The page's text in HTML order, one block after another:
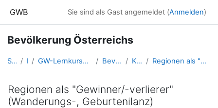
GWB Sie sind als Gast angemeldet (Anmelden)
Bevölkerung Österreichs
Startseite Kurse GW-Lernkurse aus der Fortbildung (und Ausbildung bis 2016) Bevölkerung Österreichs Konzeptwissen Regionen als "Gewinner/-verlierer" (Wanderungs-, Geburtenilanz)
Regionen als "Gewinner/-verlierer"
(Wanderungs-, Geburtenilanz)